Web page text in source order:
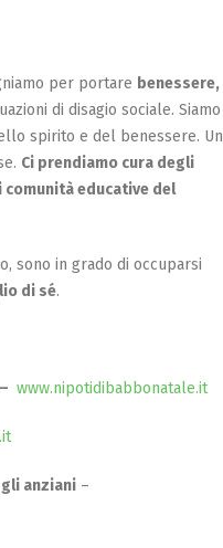
per portare benessere,
di disagio sociale. Siamo
spirito e del benessere. Un
Ci prendiamo cura degli
educative del
sono in grado di occuparsi
di sé.
www.nipotidibabbonatale.it
anziani –